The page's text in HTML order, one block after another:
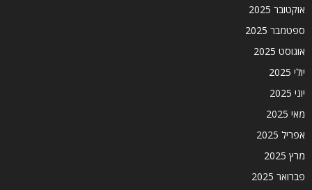
אוקטובר 2025
ספטמבר 2025
אוגוסט 2025
יולי 2025
יוני 2025
מאי 2025
אפריל 2025
מרץ 2025
פברואר 2025